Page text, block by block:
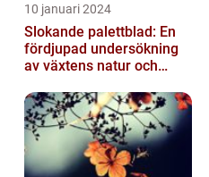
10 januari 2024
Slokande palettblad: En
fördjupad undersökning
av växtens natur och